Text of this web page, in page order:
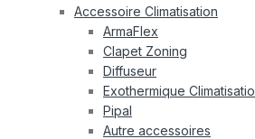
Accessoire Climatisation
ArmaFlex
Clapet Zoning
Diffuseur
Exothermique
Pipal
Autre accessoires